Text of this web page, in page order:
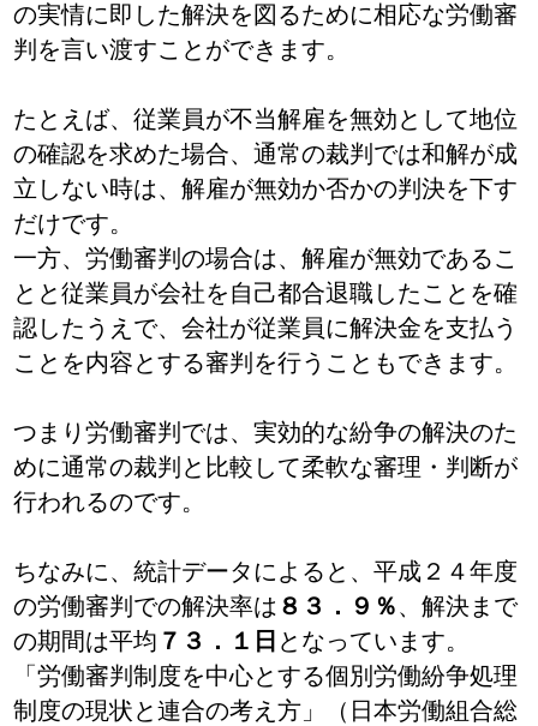
の実情に即した解決を図るために相応な労働審
判を言い渡すことができます。
たとえば、従業員が不当解雇を無効として地位
の確認を求めた場合、通常の裁判では和解が成
立しない時は、解雇が無効か否かの判決を下す
だけです。
一方、労働審判の場合は、解雇が無効であるこ
とと従業員が会社を自己都合退職したことを確
認したうえで、会社が従業員に解決金を支払う
ことを内容とする審判を行うこともできます。
つまり労働審判では、実効的な紛争の解決のた
めに通常の裁判と比較して柔軟な審理・判断が
行われるのです。
ちなみに、統計データによると、平成２４年度
の労働審判での解決率は ８３．９％、解決まで
の期間は平均 ７３．１日 となっています。
「労働審判制度を中心とする個別労働紛争処理
制度の現状と連合の考え方」（日本労働組合総